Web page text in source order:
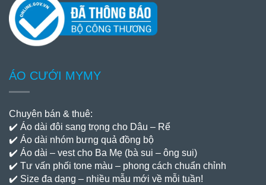
ÁO CƯỚI MYMY
Chuyên bán & thuê:
✔️ Áo dài đôi sang trọng cho Dâu – Rể
✔️ Áo dài nhóm bưng quả đồng bộ
✔️ Áo dài – vest cho Ba Mẹ (bà sui – ông sui)
✔️ Tư vấn phối tone màu – phong cách chuẩn chỉnh
✔️ Size đa dạng – nhiều mẫu mới về mỗi tuần!